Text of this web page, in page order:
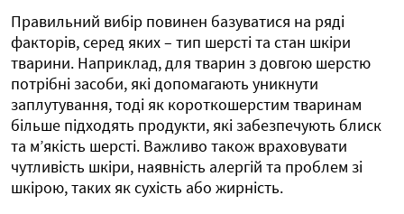
Правильний вибір повинен базуватися на ряді
факторів, серед яких – тип шерсті та стан шкіри
тварини. Наприклад, для тварин з довгою шерстю
потрібні засоби, які допомагають уникнути
заплутування, тоді як короткошерстим тваринам
більше підходять продукти, які забезпечують блиск
та м’якість шерсті. Важливо також враховувати
чутливість шкіри, наявність алергій та проблем зі
шкірою, таких як сухість або жирність.